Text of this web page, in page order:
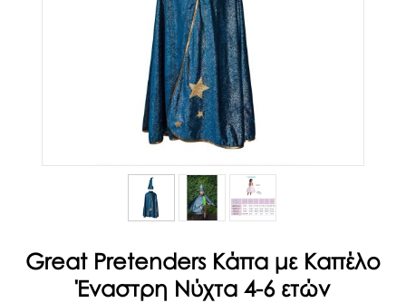
Great Pretenders Κάπα με Καπέλο
Έναστρη Νύχτα 4-6 ετών